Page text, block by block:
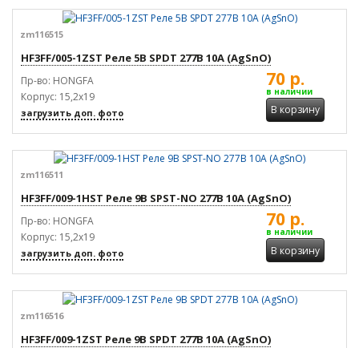
zm116515
HF3FF/005-1ZST Реле 5В SPDT 277В 10А (AgSnO)
Пр-во: HONGFA
Корпус: 15,2x19
загрузить доп. фото
70 р.
в наличии
В корзину
zm116511
HF3FF/009-1HST Реле 9В SPST-NO 277В 10А (AgSnO)
Пр-во: HONGFA
Корпус: 15,2x19
загрузить доп. фото
70 р.
в наличии
В корзину
zm116516
HF3FF/009-1ZST Реле 9В SPDT 277В 10А (AgSnO)